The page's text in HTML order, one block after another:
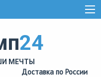
24
МЕЧТЫ
Доставка по России